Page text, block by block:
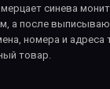
синева
а после
номера и адреса
товар.